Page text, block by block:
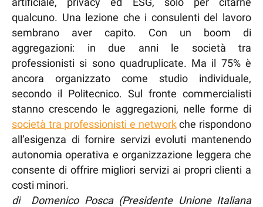
qualcuno. Una lezione che i consulenti del lavoro
sembrano aver capito. Con un boom di
aggregazioni: in due anni le società tra
professionisti si sono quadruplicate. Ma il 75% è
ancora organizzato come studio individuale,
secondo il Politecnico. Sul fronte commercialisti
stanno crescendo le aggregazioni, nelle forme di
società tra professionisti e networkche rispondono
all’esigenza di fornire servizi evoluti mantenendo
autonomia operativa e organizzazione leggera che
consente di offrire migliori servizi ai propri clienti a
costi minori.
di Domenico Posca (Presidente Unione Italiana